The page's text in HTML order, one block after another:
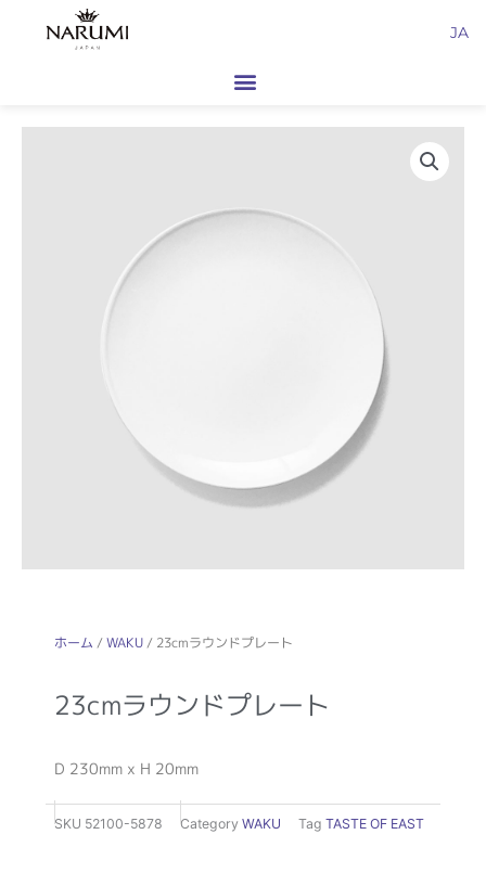
JA
ホーム /WAKU/ 23cmラウンドプレート
23cmラウンドプレート
D 230mm x H 20mm
SKU 52100-5878 Category WAKU Tag TASTE OF EAST